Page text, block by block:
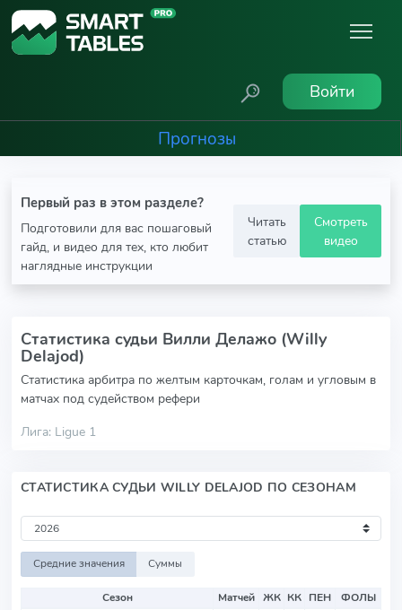
Войти
Прогнозы
Первый раз в этом разделе?
Подготовили для вас пошаговый
гайд, и видео для тех, кто любит
наглядные инструкции
Читать
статью
Смотреть
видео
Статистика судьи Вилли Делажо (Willy
Delajod)
Статистика арбитра по желтым карточкам, голам и угловым в
матчах под судейством рефери
Лига: Ligue 1
СТАТИСТИКА СУДЬИ WILLY DELAJOD ПО СЕЗОНАМ
Средние значения Суммы
Сезон Матчей ЖК КК ПЕН
ФОЛЫ